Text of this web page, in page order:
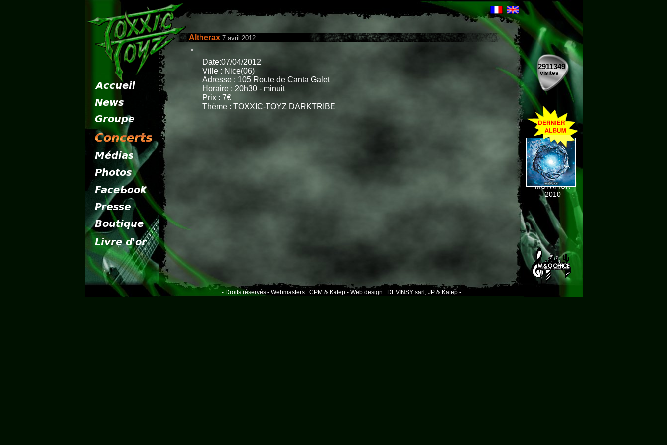
2911349
visites
MUTATION
2010
Altherax 7 avril 2012
Date:07/04/2012
Ville : Nice(06)
Adresse : 105 Route de Canta Galet
Horaire : 20h30 - minuit
Prix : 7€
Thème : TOXXIC-TOYZ DARKTRIBE
- Droits réservés - Webmasters : CPM & Katep - Web design : DEVINSY sarl, JP & Katep -